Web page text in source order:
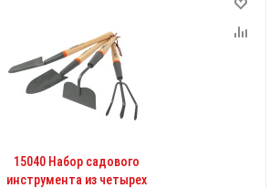
15040 Набор садового
инструмента из четырех